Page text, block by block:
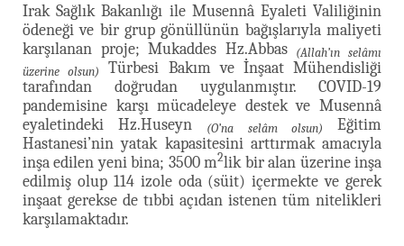
Irak Sağlık Bakanlığı ile Musennâ Eyaleti Valiliğinin
ödeneği ve bir grup gönüllünün bağışlarıyla maliyeti
karşılanan proje; Mukaddes Hz.Abbas
(Allah’ın selâmı
üzerine olsun)
Türbesi Bakım ve İnşaat Mühendisliği
tarafından doğrudan uygulanmıştır. COVID-19
pandemisine karşı mücadeleye destek ve Musennâ
eyaletindeki Hz.Huseyn
(O’na selâm olsun)
Eğitim
Hastanesi’nin yatak kapasitesini arttırmak amacıyla
inşa edilen yeni bina; 3500 m2lik bir alan üzerine inşa
edilmiş olup 114 izole oda (süit) içermekte ve gerek
inşaat gerekse de tıbbi açıdan istenen tüm nitelikleri
karşılamaktadır.